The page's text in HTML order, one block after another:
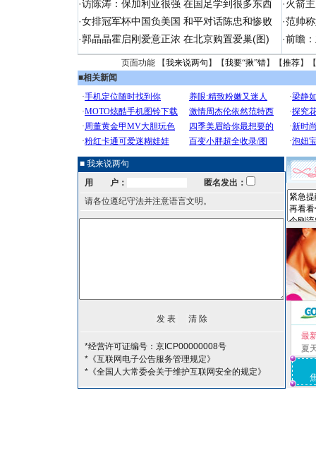
·访陈涛：保加利亚很强 在国足学到很多东西
·女排冠军杯中国负美国 和平对话陈忠和惨败
·郭晶晶霍启刚爱意正浓 在北京购置爱巢(图)
·火箭
·范帅
·前瞻
页面功能 【我来说两句 】【我要“揪”错】【推荐】
■相关新闻
■ 我来说两句
用 户：
匿名发出：
请各位遵纪守法并注意语言文明。
*经营许可证编号：京ICP00000008号
*《互联网电子公告服务管理规定》
*《全国人大常委会关于维护互联网安全的规定》
最
夏